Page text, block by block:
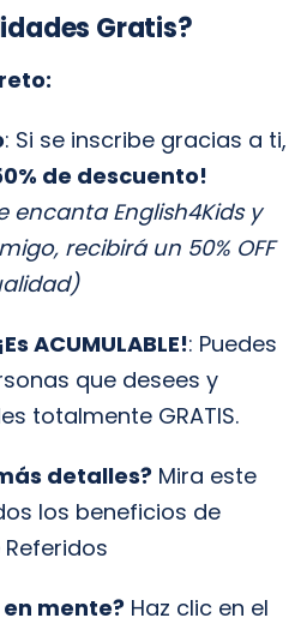
Gratis?
: Si se inscribe gracias a ti,
de descuento!
encanta English4Kids y
recibirá un 50% OFF
ACUMULABLE!: Puedes
que desees y
totalmente GRATIS.
detalles? Mira este
los beneficios de
mente? Haz clic en el